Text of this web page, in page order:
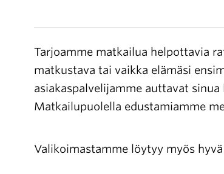
Tarjoamme matkailua helpottavia
matkustava tai vaikka elämäsi
asiakaspalvelijamme auttavat
Matkailupuolella edustamiamme
Valikoimastamme löytyy myös